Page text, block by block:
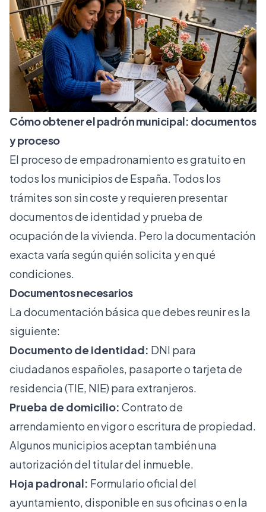
Cómo obtener el padrón municipal: documentos
y proceso
El proceso de empadronamiento es gratuito en
todos los municipios de España. Todos los
trámites son sin coste y requieren presentar
documentos de identidad y prueba de
ocupación de la vivienda. Pero la documentación
exacta varía según quién solicita y en qué
condiciones.
Documentos necesarios
La documentación básica que debes reunir es la
siguiente:
Documento de identidad: DNI para
ciudadanos españoles, pasaporte o tarjeta de
residencia (TIE, NIE) para extranjeros.
Prueba de domicilio: Contrato de
arrendamiento en vigor o escritura de propiedad.
Algunos municipios aceptan también una
autorización del titular del inmueble.
Hoja padronal: Formulario oficial del
ayuntamiento, disponible en sus oficinas o en la